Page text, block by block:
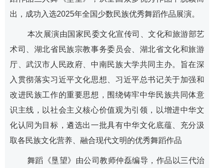
出，成功入选2025年全国少数民族优秀舞蹈作品展演。
本次展演由国家民委文化宣传司、文化和旅游部艺
术司、湖北省民族宗教事务委员会、湖北省文化和旅游
厅、武汉市人民政府、中南民族大学共同主办。旨在深
入贯彻落实习近平文化思想、习近平总书记关于加强和
改进民族工作的重要思想，围绕铸牢中华民族共同体意
识主线，以社会主义核心价值观为引领，以增进中华文
化认同为目标，遴选出一批具有中华文化底蕴、充分汲
取各民族文化营养、融合现代文明的优秀舞蹈作品
舞蹈《垦望》由公司教师仲磊编导，作品以三代治